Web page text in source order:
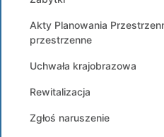
Akty Planowania
przestrzenne
Uchwała krajobrazowa
Rewitalizacja
Zgłoś naruszenie